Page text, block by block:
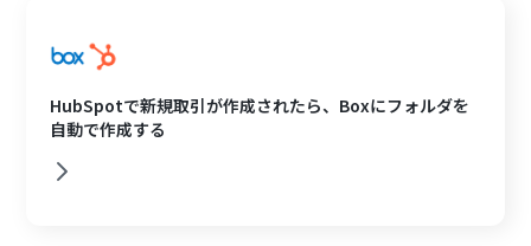
HubSpotで新規取引が作成されたら、Boxにフォルダを
自動で作成する